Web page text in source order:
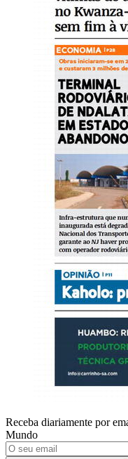
Receba diariamente por
Mundo